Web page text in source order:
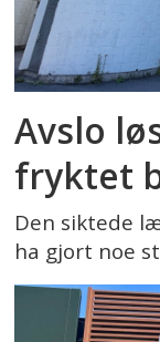
Avslo
fryktet
Den siktede
ha gjort noe